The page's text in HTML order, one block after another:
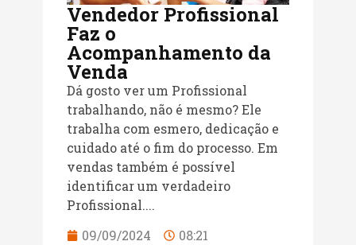
Vendedor Profissional
Faz o
Acompanhamento da
Venda
Dá gosto ver um Profissional
trabalhando, não é mesmo? Ele
trabalha com esmero, dedicação e
cuidado até o fim do processo. Em
vendas também é possível
identificar um verdadeiro
Profissional....
09/09/2024
08:21